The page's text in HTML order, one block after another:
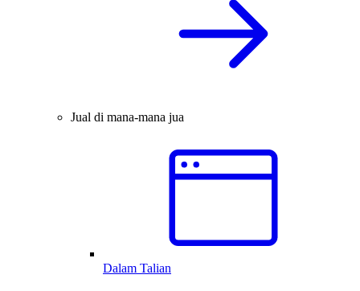
Jual di mana-mana jua
Dalam Talian